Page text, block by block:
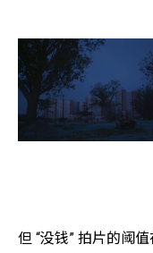
但 “没钱” 拍片的阈